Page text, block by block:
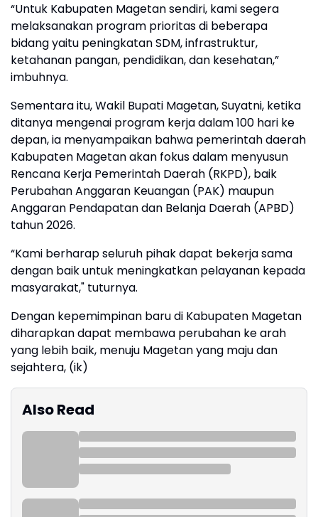
“Untuk Kabupaten Magetan sendiri, kami segera
melaksanakan program prioritas di beberapa
bidang yaitu peningkatan SDM, infrastruktur,
ketahanan pangan, pendidikan, dan kesehatan,”
imbuhnya.
Sementara itu, Wakil Bupati Magetan, Suyatni, ketika
ditanya mengenai program kerja dalam 100 hari ke
depan, ia menyampaikan bahwa pemerintah daerah
Kabupaten Magetan akan fokus dalam menyusun
Rencana Kerja Pemerintah Daerah (RKPD), baik
Perubahan Anggaran Keuangan (PAK) maupun
Anggaran Pendapatan dan Belanja Daerah (APBD)
tahun 2026.
“Kami berharap seluruh pihak dapat bekerja sama
dengan baik untuk meningkatkan pelayanan kepada
masyarakat," tuturnya.
Dengan kepemimpinan baru di Kabupaten Magetan
diharapkan dapat membawa perubahan ke arah
yang lebih baik, menuju Magetan yang maju dan
sejahtera, (ik)
Also Read